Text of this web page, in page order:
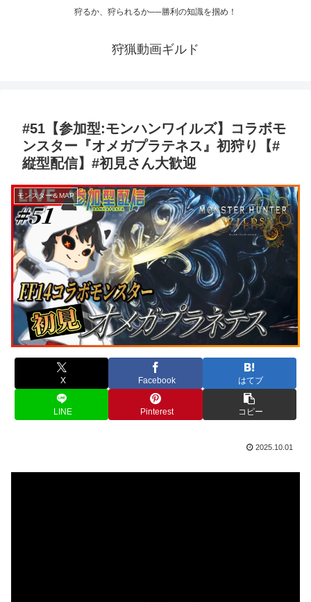
狩るか、狩られるか──勝利の知識を掴め！
狩猟動画ギルド
#51【参加型:モンハンワイルズ】コラボモ
ンスター『オメガプラテネス』初狩り【#
縦型配信】#初見さん大歓迎
モンスター＆MAP
X Facebook はてブ
LINE Pinterest コピー
2025.10.01